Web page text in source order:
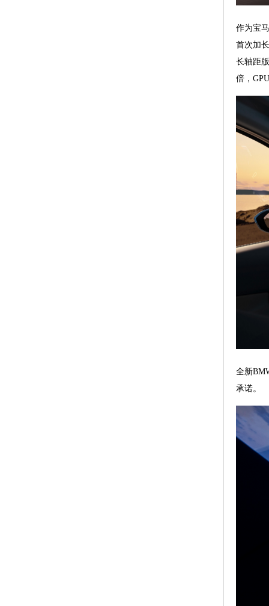
作为宝
首次加
长轴距
倍，
全新
承诺。